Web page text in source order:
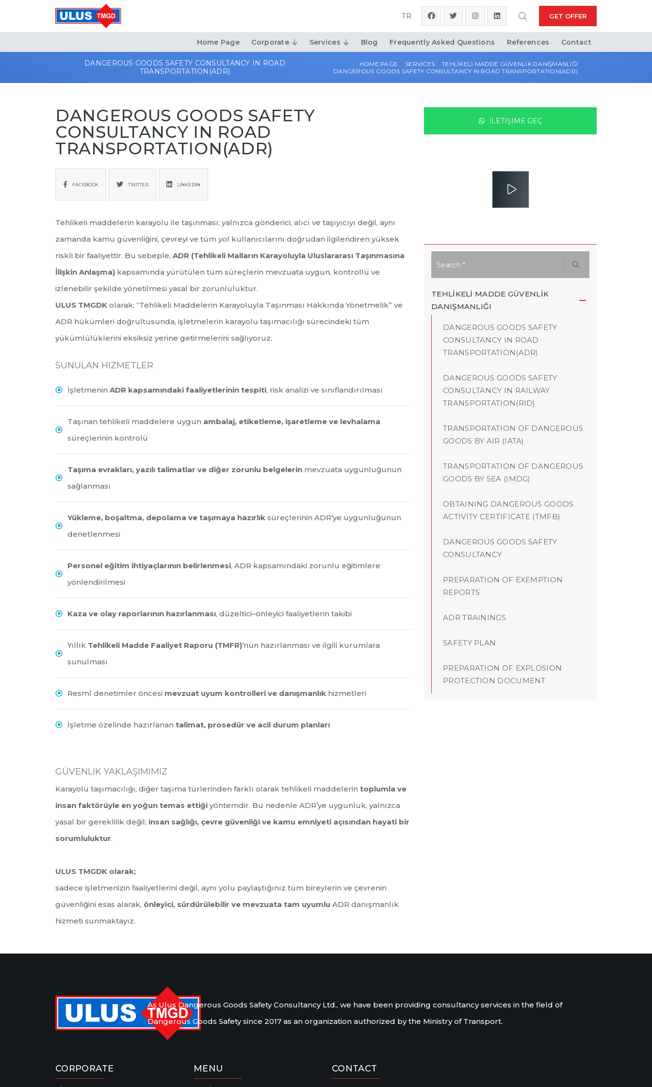
TR GET OFFER
Home Page Corporate Services Blog Frequently Asked Questions References Contact
DANGEROUS GOODS SAFETY CONSULTANCY IN ROAD
TRANSPORTATION(ADR)
HOME PAGE SERVICES
TEHLİKELİ MADDE GÜVENLİK DANIŞMANLIĞI
DANGEROUS GOODS SAFETY CONSULTANCY IN ROAD TRANSPORTATION(ADR)
DANGEROUS GOODS SAFETY
CONSULTANCY IN ROAD
TRANSPORTATION(ADR)
FACEBOOK TWITTER LINKEDIN
Tehlikeli maddelerin karayolu ile taşınması; yalnızca gönderici, alıcı ve taşıyıcıyı değil, aynı
zamanda kamu güvenliğini, çevreyi ve tüm yol kullanıcılarını doğrudan ilgilendiren yüksek
riskli bir faaliyettir. Bu sebeple, ADR (Tehlikeli Malların Karayoluyla Uluslararası Taşınmasına
İlişkin Anlaşma) kapsamında yürütülen tüm süreçlerin mevzuata uygun, kontrollü ve
izlenebilir şekilde yönetilmesi yasal bir zorunluluktur.
ULUS TMGDK olarak; “Tehlikeli Maddelerin Karayoluyla Taşınması Hakkında Yönetmelik” ve
ADR hükümleri doğrultusunda, işletmelerin karayolu taşımacılığı sürecindeki tüm
yükümlülüklerini eksiksiz yerine getirmelerini sağlıyoruz.
SUNULAN HIZMETLER
İşletmenin ADR kapsamındaki faaliyetlerinin tespiti, risk analizi ve sınıflandırılması
Taşınan tehlikeli maddelere uygun ambalaj, etiketleme, işaretleme ve levhalama
süreçlerinin kontrolü
Taşıma evrakları, yazılı talimatlar ve diğer zorunlu belgelerin mevzuata uygunluğunun
sağlanması
Yükleme, boşaltma, depolama ve taşımaya hazırlık süreçlerinin ADR’ye uygunluğunun
denetlenmesi
Personel eğitim ihtiyaçlarının belirlenmesi, ADR kapsamındaki zorunlu eğitimlere
yönlendirilmesi
Kaza ve olay raporlarının hazırlanması, düzeltici–önleyici faaliyetlerin takibi
Yıllık Tehlikeli Madde Faaliyet Raporu (TMFR)’nun hazırlanması ve ilgili kurumlara
sunulması
Resmî denetimler öncesi mevzuat uyum kontrolleri ve danışmanlık hizmetleri
İşletme özelinde hazırlanan talimat, prosedür ve acil durum planları
GÜVENLIK YAKLAŞIMIMIZ
Karayolu taşımacılığı, diğer taşıma türlerinden farklı olarak tehlikeli maddelerin toplumla ve
insan faktörüyle en yoğun temas ettiği yöntemdir. Bu nedenle ADR’ye uygunluk, yalnızca
yasal bir gereklilik değil; insan sağlığı, çevre güvenliği ve kamu emniyeti açısından hayati bir
sorumluluktur.
ULUS TMGDK olarak;
sadece işletmenizin faaliyetlerini değil, aynı yolu paylaştığınız tüm bireylerin ve çevrenin
güvenliğini esas alarak, önleyici, sürdürülebilir ve mevzuata tam uyumlu ADR danışmanlık
hizmeti sunmaktayız.
İLETIŞIME GEÇ
TEHLİKELİ MADDE GÜVENLİK
DANIŞMANLIĞI
DANGEROUS GOODS SAFETY
CONSULTANCY IN ROAD
TRANSPORTATION(ADR)
DANGEROUS GOODS SAFETY
CONSULTANCY IN RAILWAY
TRANSPORTATION(RID)
TRANSPORTATION OF DANGEROUS
GOODS BY AIR (IATA)
TRANSPORTATION OF DANGEROUS
GOODS BY SEA (IMDG)
OBTAINING DANGEROUS GOODS
ACTIVITY CERTIFICATE (TMFB)
DANGEROUS GOODS SAFETY
CONSULTANCY
PREPARATION OF EXEMPTION
REPORTS
ADR TRAININGS
SAFETY PLAN
PREPARATION OF EXPLOSION
PROTECTION DOCUMENT
As Ulus Dangerous Goods Safety Consultancy Ltd., we have been providing consultancy services in the field of
Dangerous Goods Safety since 2017 as an organization authorized by the Ministry of Transport.
CORPORATE MENU CONTACT